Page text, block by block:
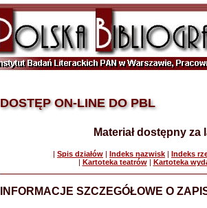
DOSTĘP ON-LINE DO PBL
Materiał dostępny za
| Spis działów | Indeks nazwisk | Indeks
| Kartoteka teatrów| Kartoteka
INFORMACJE SZCZEGÓŁOWE O